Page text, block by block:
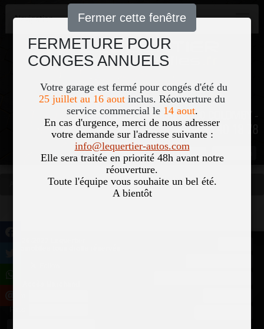
FERMETURE POUR
CONGES ANNUELS
Votre garage est fermé pour congés d'été du
25 juillet au 16 aout inclus. Réouverture du
service commercial le 14 aout.
En cas d'urgence, merci de nous adresser
votre demande sur l'adresse suivante :
info@lequertier-autos.com
Elle sera traitée en priorité 48h avant notre
réouverture.
Toute l'équipe vous souhaite un bel été.
A bientôt
Fermer cette fenêtre
Navigation
51, Le Bourg 50700 COLOMBY -
02 33 40 18 78
Nom Pass
Occasions Vous êtes ici